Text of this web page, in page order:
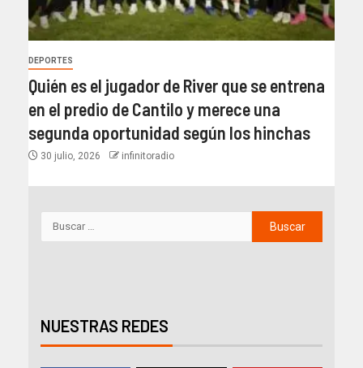
DEPORTES
Quién es el jugador de River que se entrena
en el predio de Cantilo y merece una
segunda oportunidad según los hinchas
30 julio, 2026 infinitoradio
NUESTRAS REDES